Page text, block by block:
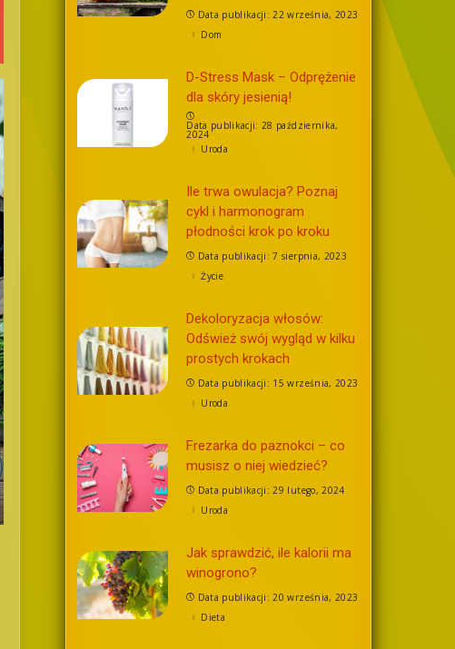
Data publikacji: 22 września, 2023
Dom
D-Stress Mask – Odprężenie
dla skóry jesienią!
Data publikacji: 28 października,
2024
Uroda
Ile trwa owulacja? Poznaj
cykl i harmonogram
płodności krok po kroku
Data publikacji: 7 sierpnia, 2023
Życie
Dekoloryzacja włosów:
Odśwież swój wygląd w kilku
prostych krokach
Data publikacji: 15 września, 2023
Uroda
Frezarka do paznokci – co
musisz o niej wiedzieć?
Data publikacji: 29 lutego, 2024
Uroda
Jak sprawdzić, ile kalorii ma
winogrono?
Data publikacji: 20 września, 2023
Dieta